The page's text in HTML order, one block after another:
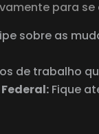
para
sobre as
de trabalho
Fique